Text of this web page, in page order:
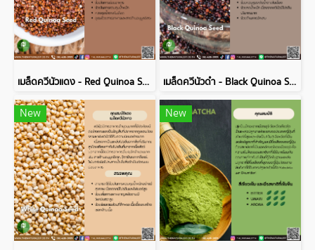
เมล็ดควีนัวแดง - Red Quinoa Seed เมล็ดควีนัวดำ - Black Quinoa Seed
New New